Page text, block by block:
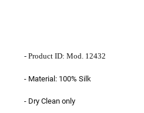
- Product ID: Mod. 12432
- Material: 100% Silk
- Dry Clean only